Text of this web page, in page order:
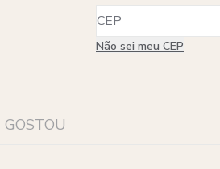
Não sei meu CEP